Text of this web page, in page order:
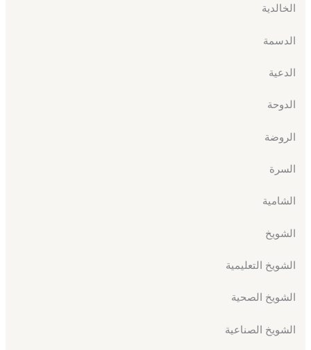
الخالدية
الدسمة
الدعية
الدوحة
الروضة
السرة
الشامية
الشويخ
الشويخ التعليمية
الشويخ الصحية
الشويخ الصناعية